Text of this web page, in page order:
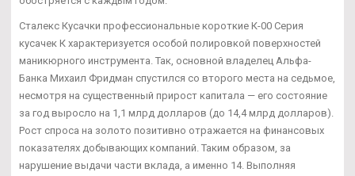
Сталекс Кусачки профессиональные короткие К-00 Серия
кусачек К характеризуется особой полировкой поверхностей
маникюрного инструмента. Так, основной владелец Альфа-
Банка Михаил Фридман спустился со второго места на седьмое,
несмотря на существенный прирост капитала — его состояние
за год выросло на 1,1 млрд долларов (до 14,4 млрд долларов).
Рост спроса на золото позитивно отражается на финансовых
показателях добывающих компаний. Таким образом, за
нарушение выдачи части вклада, а именно 14. Выполняя